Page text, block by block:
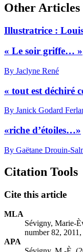
Other
Illustratrice : L
« Le soir griffe… »
By Jaclyne René
« tout est déchiré
By Janick Godard
«riche d’étoiles…»
By Gaëtane Drouin-
Citation Tools
Cite this article
MLA
Sévigny, Marie-
number 82,
APA